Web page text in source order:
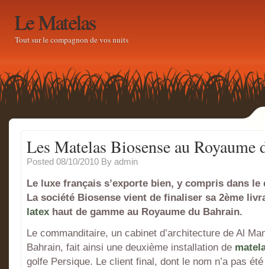
Le Matelas
Tout sur le compagnon de vos nuits
Les Matelas Biosense au Royaume
Posted 08/10/2010 By admin
Le luxe français s’exporte bien, y compris dans le
La société Biosense vient de finaliser sa 2ème
latex haut de gamme au Royaume du Bahrain.
Le commanditaire, un cabinet d’architecture de Al
Bahrain, fait ainsi une deuxième installation de
golfe Persique. Le client final, dont le nom n’a pas